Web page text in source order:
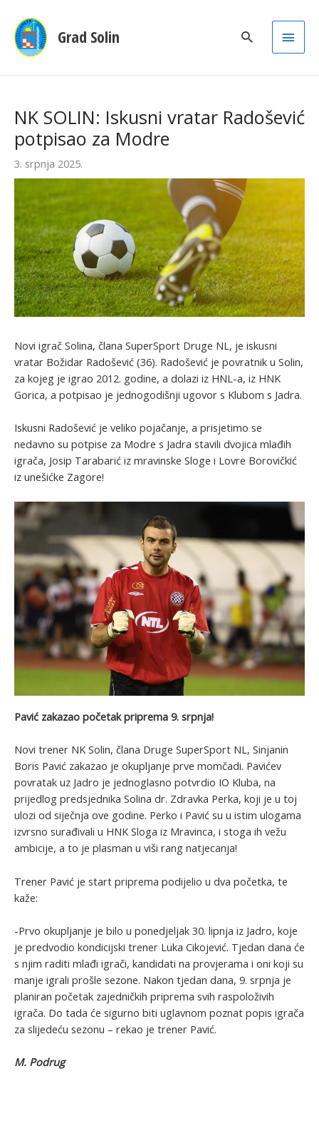
Grad Solin
Main
NK SOLIN: Iskusni vratar Radošević
potpisao za Modre
3. srpnja 2025.
Novi igrač Solina, člana SuperSport Druge NL, je iskusni
vratar Božidar Radošević (36). Radošević je povratnik u Solin,
za kojeg je igrao 2012. godine, a dolazi iz HNL-a, iz HNK
Gorica, a potpisao je jednogodišnji ugovor s Klubom s Jadra.
Iskusni Radošević je veliko pojačanje, a prisjetimo se
nedavno su potpise za Modre s Jadra stavili dvojica mlađih
igrača, Josip Tarabarić iz mravinske Sloge i Lovre Borovičkić
iz unešićke Zagore!
Pavić zakazao početak priprema 9. srpnja!
Novi trener NK Solin, člana Druge SuperSport NL, Sinjanin
Boris Pavić zakazao je okupljanje prve momčadi. Pavićev
povratak uz Jadro je jednoglasno potvrdio IO Kluba, na
prijedlog predsjednika Solina dr. Zdravka Perka, koji je u toj
ulozi od siječnja ove godine. Perko i Pavić su u istim ulogama
izvrsno surađivali u HNK Sloga iz Mravinca, i stoga ih vežu
ambicije, a to je plasman u viši rang natjecanja!
Trener Pavić je start priprema podijelio u dva početka, te
kaže:
-Prvo okupljanje je bilo u ponedjeljak 30. lipnja iz Jadro, koje
je predvodio kondicijski trener Luka Cikojević. Tjedan dana će
s njim raditi mlađi igrači, kandidati na provjerama i oni koji su
manje igrali prošle sezone. Nakon tjedan dana, 9. srpnja je
planiran početak zajedničkih priprema svih raspoloživih
igrača. Do tada će sigurno biti uglavnom poznat popis igrača
za slijedeću sezonu – rekao je trener Pavić.
M. Podrug